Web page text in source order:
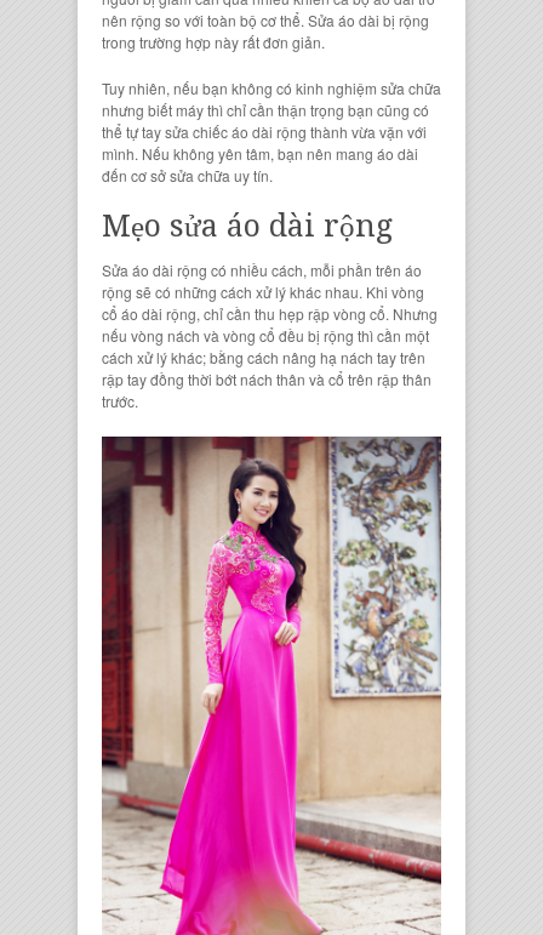
nên rộng so với toàn bộ cơ thể.Sửa áo dài bị rộng
trong trường hợp này rất đơn giản.
Tuy nhiên, nếu bạn không có kinh nghiệm sửa chữa
nhưng biết máy thì chỉ cần thận trọng bạn cũng có
thể tự taysửa chiếc áo dài rộng thành vừa vặn với
mình. Nếu không yên tâm, bạn nên mang áo dài
đến cơ sởsửa chữa uy tín.
Mẹo sửa áo dài rộng
Sửa áo dài rộng có nhiều cách, mỗi phần trên áo
rộng sẽ có những cách xử lý khác nhau. Khi vòng
cổ áo dài rộng, chỉ cần thu hẹp rậpvòng cổ. Nhưng
nếu vòng nách vàvòng cổ đều bị rộng thì cần một
cách xử lý khác; bằng cách nâng hạ nách tay trên
rập tay đồng thời bớt nách thân và cổ trên rập thân
trước.